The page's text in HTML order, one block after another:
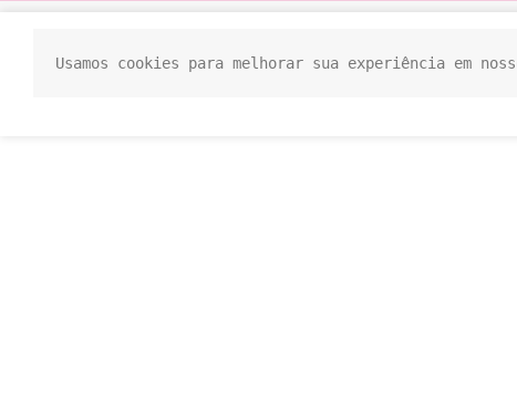
Usamos cookies para melhorar sua experiência em